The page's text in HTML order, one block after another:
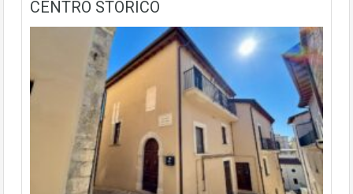
CENTRO STORICO